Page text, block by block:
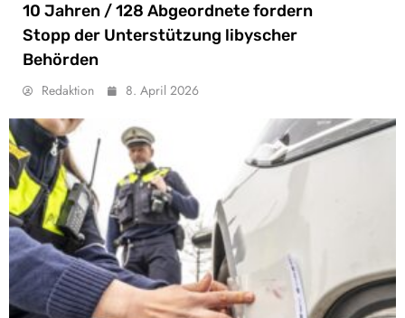
10 Jahren / 128 Abgeordnete fordern
Stopp der Unterstützung libyscher
Behörden
Redaktion 8. April 2026